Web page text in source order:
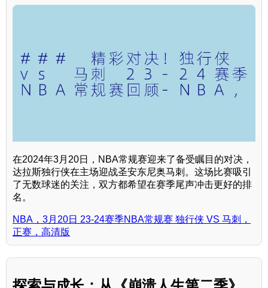
在2024年3月20日，NBA常规赛迎来了备受瞩目的对决，
达拉斯独行侠在主场迎战圣安东尼奥马刺。这场比赛吸引
了无数球迷的关注，双方都希望在赛季尾声冲击更好的排
名。
NBA，3月20日 23-24赛季NBA常规赛 独行侠 VS 马刺，
正赛，高清版